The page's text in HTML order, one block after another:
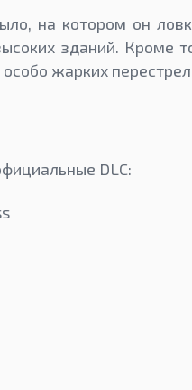
на котором он
зданий. Кроме
жарких
DLC: